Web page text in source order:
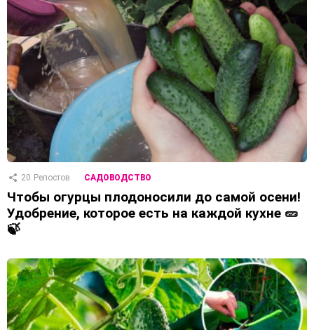
20 Репостов САДОВОДСТВО
Чтобы огурцы плодоносили до самой осени!
Удобрение, которое есть на каждой кухне 🥒
🍃